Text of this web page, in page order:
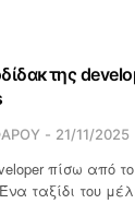
21/11/2025
πίσω από το
ταξίδι του